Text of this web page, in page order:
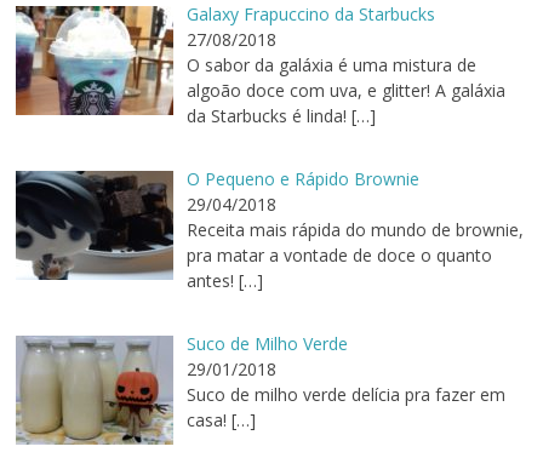
Galaxy Frapuccino da Starbucks
27/08/2018
O sabor da galáxia é uma mistura de
algoão doce com uva, e glitter! A galáxia
da Starbucks é linda! […]
O Pequeno e Rápido Brownie
29/04/2018
Receita mais rápida do mundo de brownie,
pra matar a vontade de doce o quanto
antes! […]
Suco de Milho Verde
29/01/2018
Suco de milho verde delícia pra fazer em
casa! […]